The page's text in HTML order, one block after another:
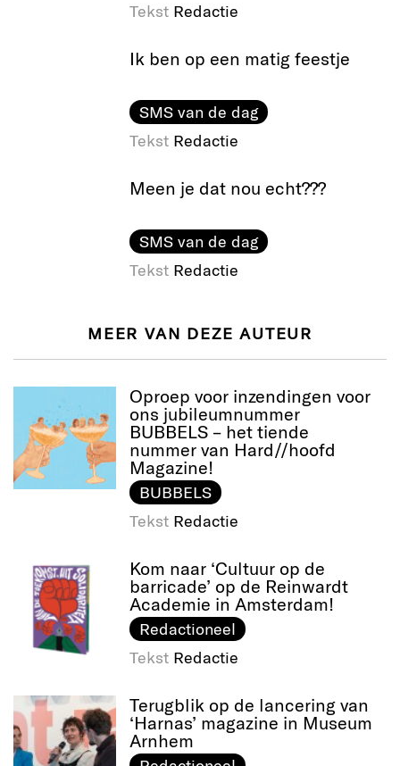
Tekst Redactie
Ik ben op een matig feestje
SMS van de dag
Tekst Redactie
Meen je dat nou echt???
SMS van de dag
Tekst Redactie
MEER VAN DEZE AUTEUR
Oproep voor inzendingen voor
ons jubileumnummer
BUBBELS – het tiende
nummer van Hard//hoofd
Magazine!
BUBBELS
Tekst Redactie
Kom naar ‘Cultuur op de
barricade’ op de Reinwardt
Academie in Amsterdam!
Redactioneel
Tekst Redactie
Terugblik op de lancering van
‘Harnas’ magazine in Museum
Arnhem